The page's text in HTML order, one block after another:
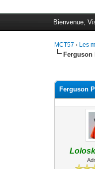
Bienvenue,
MCT57 › Les
Ferguson
Ferguson